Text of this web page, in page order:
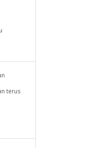
terus